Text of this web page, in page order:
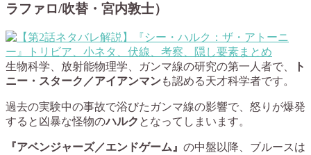
ラファロ/吹替・宮内敦士）
生物科学、放射能物理学、ガンマ線の研究の第一人者で、
ト
ニー・スターク／アイアンマンも認める天才科学者です。
過去の実験中の事故で浴びたガンマ線の影響で、怒りが爆発
すると凶暴な怪物のハルク となってしまいます。
『アベンジャーズ／エンドゲーム』 の中盤以降、ブルースは